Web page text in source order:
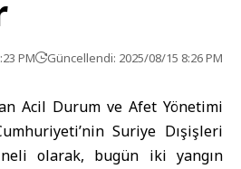
PM Güncellendi: 2025/08/15 8:26 PM
Acil Durum ve Afet Yönetimi
Suriye Dışişleri
olarak, bugün iki yangın